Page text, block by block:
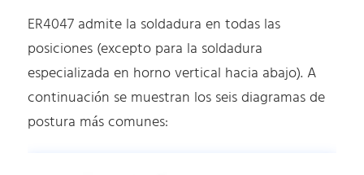
ER4047 admite la soldadura en todas las
posiciones (excepto para la soldadura
especializada en horno vertical hacia abajo). A
continuación se muestran los seis diagramas de
postura más comunes: